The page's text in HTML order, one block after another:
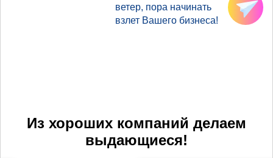
ветер, пора начинать
взлет Вашего бизнеса!
Из хороших компаний делаем
выдающиеся!